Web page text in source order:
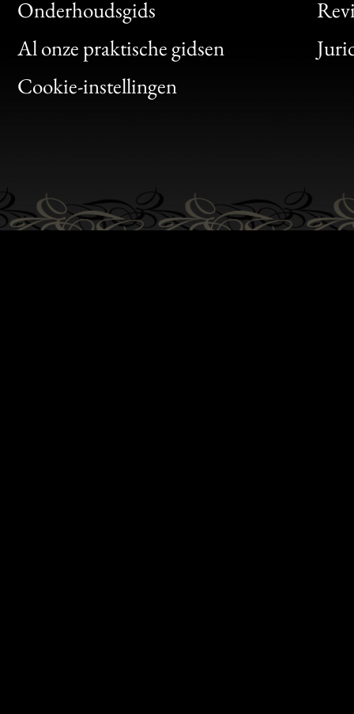
Onderhoudsgids
Al onze praktische gidsen
Cookie-instellingen
Bon
Clic